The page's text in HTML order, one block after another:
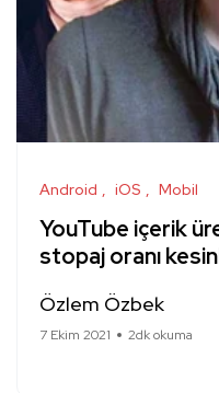
Android iOS Mobil
YouTube içerik
stopaj oranı
Özlem Özbek
7 Ekim 2021 2dk okuma